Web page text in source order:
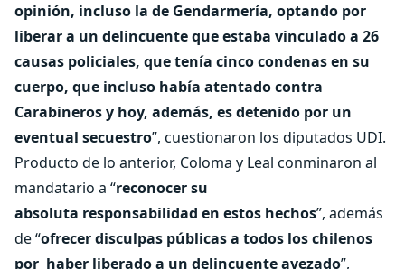
opinión, incluso la de Gendarmería, optando por
liberar a un delincuente que estaba vinculado a 26
causas policiales, que tenía cinco condenas en su
cuerpo, que incluso había atentado contra
Carabineros y hoy, además, es detenido por un
eventual secuestro”, cuestionaron los diputados UDI.
Producto de lo anterior, Coloma y Leal conminaron al
mandatario a “reconocer su
absoluta responsabilidad en estos hechos”, además
de “ofrecer disculpas públicas a todos los chilenos
por haber liberado a un delincuente avezado”,